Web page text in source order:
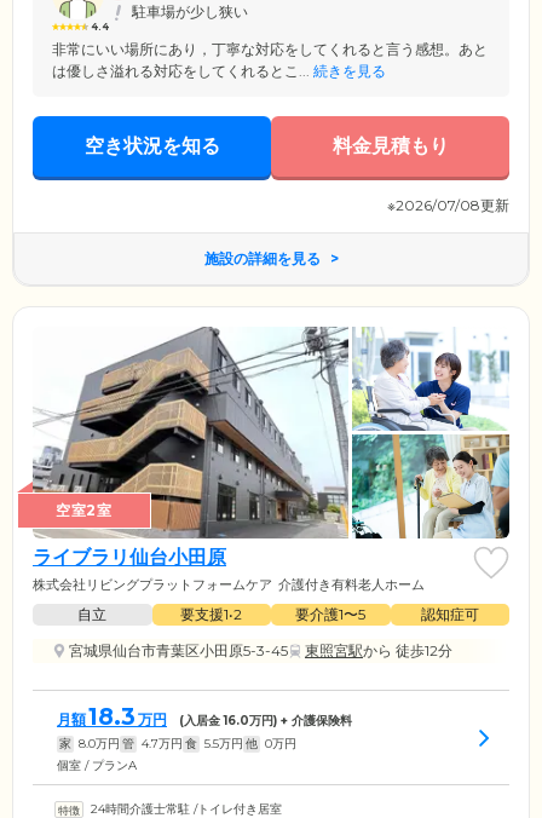
4.4
駐車場が少し狭い
非常にいい場所にあり，丁寧な対応をしてくれると言う感想。あと
は優しさ溢れる対応をしてくれるとこ... 続きを見る
空き状況を知る 料金見積もり
※2026/07/08更新
施設の詳細を見る
空室2室
ライブラリ仙台小田原
株式会社リビングプラットフォームケア 介護付き有料老人ホーム
自立 要支援1•2 要介護1〜5
認知症可
宮城県仙台市青葉区小田原5-3-45
東照宮駅から 徒歩12分
月額18.3 万円 (入居金16.0万円) + 介護保険料
家 8.0万円 管 4.7万円 食 5.5万円 他 0万円
個室 / プランA
24時間介護士常駐 /トイレ付き居室